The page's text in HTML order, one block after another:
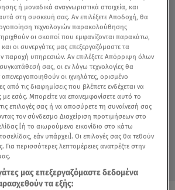
2026
STAR ΔΙΑΣ ΜΗΧΑΝΗ
ή μοναδικά αναγνωριστικά στοιχεία, και
στη συσκευή σας. Αν επιλέξετε Αποδοχή, θα
τεχνολογιών παρακολούθησης
οι σκοποί που εμφανίζονται παρακάτω,
οι συνεργάτες μας επεξεργαζόμαστε τα
παροχή υπηρεσιών. Αν επιλέξετε Απόρριψη όλων
σας, οι εν λόγω τεχνολογίες θα
οι ιχνηλάτες, ορισμένο
από τις διαφημίσεις που βλέπετε ενδέχεται να
με εσάς. Μπορείτε να επανεμφανίσετε αυτό το
επιλογές σας ή να αποσύρετε τη συναίνεσή σας
τον σύνδεσμο Διαχείριση προτιμήσεων στο
[ή το αιωρούμενο εικονίδιο στο κάτω
εάν υπάρχει]. Οι επιλογές σας θα τεθούν
Για περισσότερες λεπτομέρειες ανατρέξτε στην
μας επεξεργαζόμαστε δεδομένα
τα εξής: